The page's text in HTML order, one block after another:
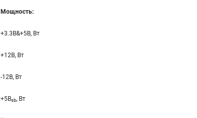
Мощность:
+3.3B&+5B, Вт
+12B, Вт
-12B, Вт
+5Bsb, Вт